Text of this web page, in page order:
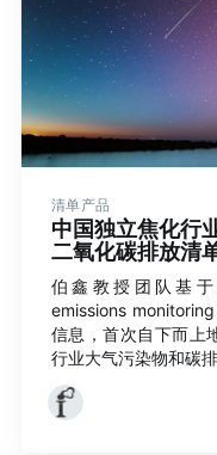
清单产品
中国独立焦化行
二氧化碳排放清
伯鑫教授团队基
emissions
信息，首次自下而上
行业大气污染物和碳排